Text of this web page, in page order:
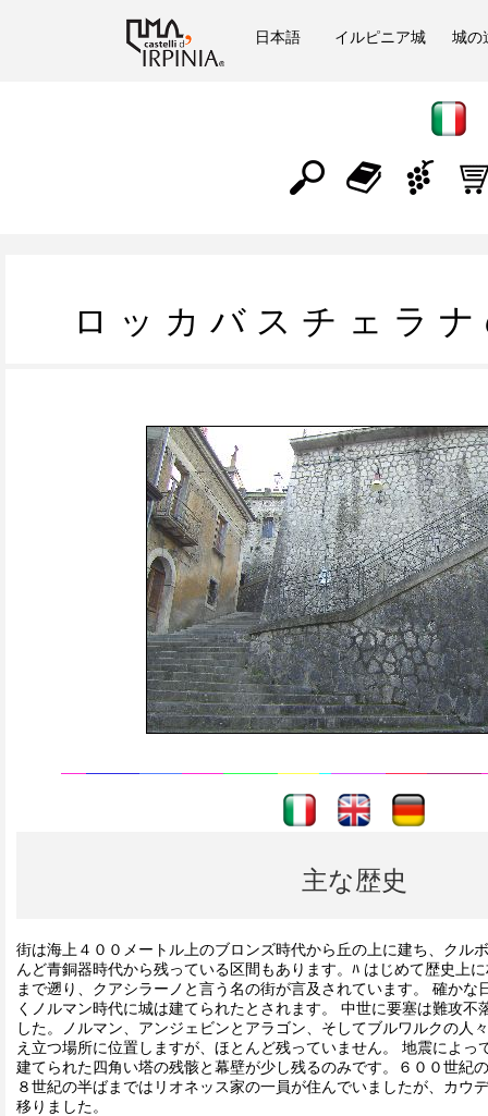
日本語 イルピニア城 城の
ロ ッ カ バ ス チ ェ ラ ナ
主な歴史
街は海上４００メートル上のブロンズ時代から丘の上に建ち、クル
んど青銅器時代から残っている区間もあります。ﾊ はじめて歴史上
まで遡り、クアシラーノと言う名の街が言及されています。 確かな
くノルマン時代に城は建てられたとされます。 中世に要塞は難攻不
した。ノルマン、アンジェビンとアラゴン、そしてブルワルクの人
え立つ場所に位置しますが、ほとんど残っていません。 地震によっ
建てられた四角い塔の残骸と幕壁が少し残るのみです。６００世紀
８世紀の半ばまではリオネッス家の一員が住んでいましたが、カウ
移りました。